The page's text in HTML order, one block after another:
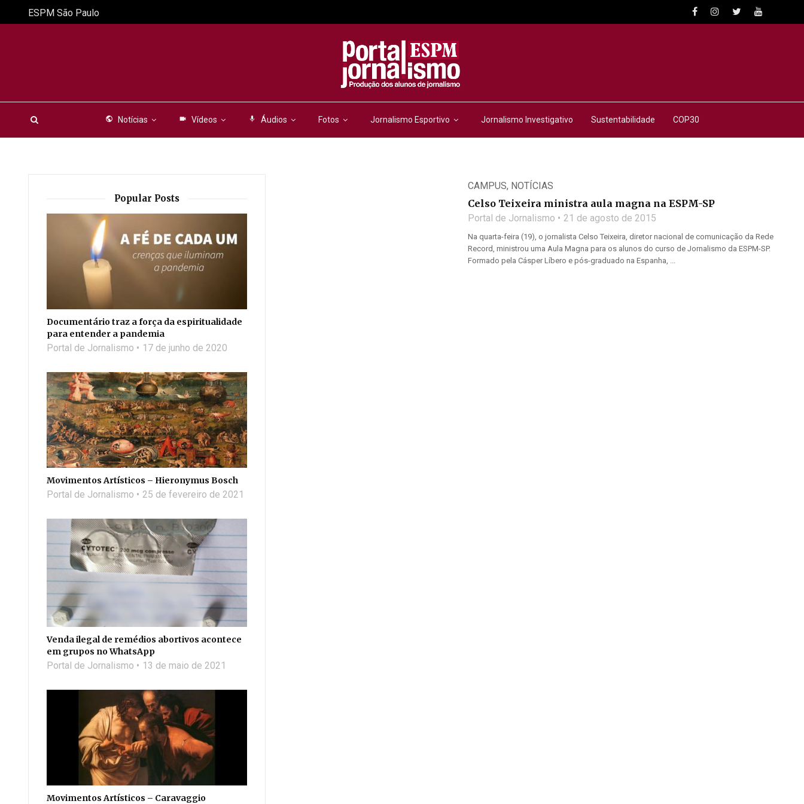
public Notícias videocam Vídeos mic Áudios Fotos Jornalismo Esportivo Jornalismo Investigativo Sustentabilidade COP30
ESPM São Paulo
CAMPUS, NOTÍCIAS
Celso Teixeira ministra aula magna na ESPM-SP
Portal de Jornalismo 21 de agosto de 2015
Na quarta-feira (19), o jornalista Celso Teixeira, diretor nacional de comunicação da Rede
Record, ministrou uma Aula Magna para os alunos do curso de Jornalismo da ESPM-SP.
Formado pela Cásper Líbero e pós-graduado na Espanha, ...
Popular Posts
Documentário traz a força da espiritualidade
para entender a pandemia
Portal de Jornalismo 17 de junho de 2020
Movimentos Artísticos – Hieronymus Bosch
Portal de Jornalismo 25 de fevereiro de 2021
Venda ilegal de remédios abortivos acontece
em grupos no WhatsApp
Portal de Jornalismo 13 de maio de 2021
Movimentos Artísticos – Caravaggio